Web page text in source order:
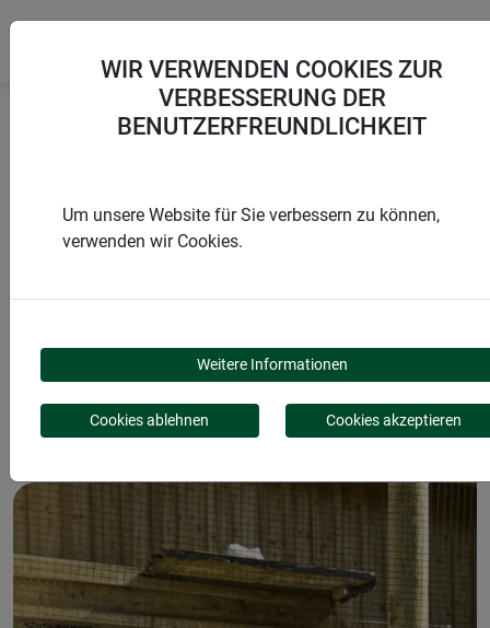
PRODUKTE
DRAHTGITTER
WIR VERWENDEN COOKIES ZUR
VERBESSERUNG DER
BENUTZERFREUNDLICHKEIT
Um unsere Website für Sie verbessern zu können,
verwenden wir Cookies.
Weitere Informationen
Cookies ablehnen Cookies akzeptieren